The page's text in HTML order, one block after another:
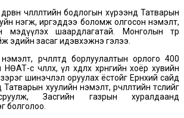
чөлөөлөлтийн бодлогын хүрээнд Татварын
нэгж, иргэддээ боломж олгосон нэмэлт,
мэдүүлэх шаардлагатай. Монголын төр
эдийн засаг идэвхэжнэ гэлээ.
өөрчлөлтөд борлуулалтын орлого 400
с чөлөөлөх, үл хөдлөх хөрөнгийн хоёр хувийн
шинэчлэл оруулах ёстойг Ерөнхий сайд
хуулийн нэмэлт, өөрчлөлтийн төслийг
Засгийн газрын хуралдаанд
болголоо.